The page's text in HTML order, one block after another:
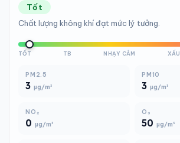
Tốt
Chất lượng không khí đạt mức lý tưởng.
TỐT TB NHẠY CẢM XẤU
PM2.5
3 µg/m³
PM10
3 µg/m³
NO₂
0 µg/m³
O₃
50 µg/m³